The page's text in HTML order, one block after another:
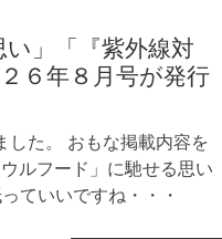
い」「『紫外線対
６年８月号が発行
した。 おもな掲載内容を
ルフード」に馳せる思い
ていいですね・・・